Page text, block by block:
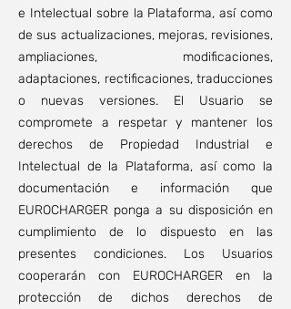
e Intelectual sobre la Plataforma, así como
de sus actualizaciones, mejoras, revisiones,
ampliaciones, modificaciones,
adaptaciones, rectificaciones, traducciones
o nuevas versiones. El Usuario se
compromete a respetar y mantener los
derechos de Propiedad Industrial e
Intelectual de la Plataforma, así como la
documentación e información que
EUROCHARGER ponga a su disposición en
cumplimiento de lo dispuesto en las
presentes condiciones. Los Usuarios
cooperarán con EUROCHARGER en la
protección de dichos derechos de